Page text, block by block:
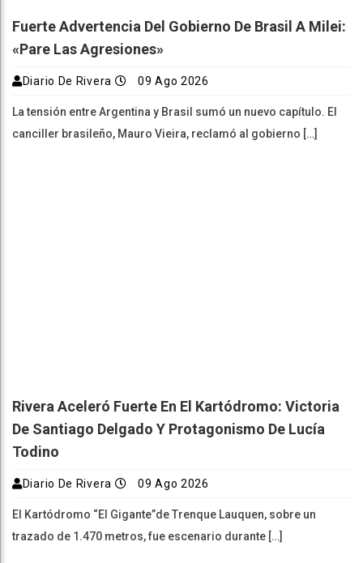
Fuerte Advertencia Del Gobierno De Brasil A Milei:
«Pare Las Agresiones»
Diario De Rivera 09 Ago 2026
La tensión entre Argentina y Brasil sumó un nuevo capítulo. El
canciller brasileño, Mauro Vieira, reclamó al gobierno […]
Rivera Aceleró Fuerte En El Kartódromo: Victoria
De Santiago Delgado Y Protagonismo De Lucía
Todino
Diario De Rivera 09 Ago 2026
El Kartódromo “El Gigante”de Trenque Lauquen, sobre un
trazado de 1.470 metros, fue escenario durante […]